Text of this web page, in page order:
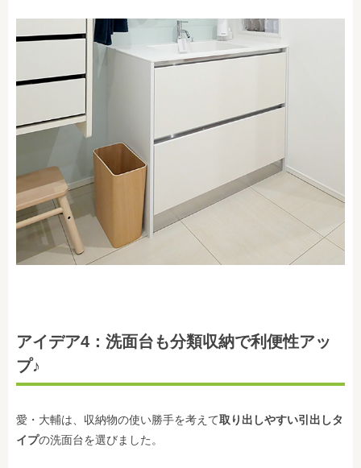
アイデア4：洗面台も分類収納で利便性アッ
プ♪
愛・大輔は、収納物の使い勝手を考えて取り出しやすい引出しタ
イプの洗面台を選びました。